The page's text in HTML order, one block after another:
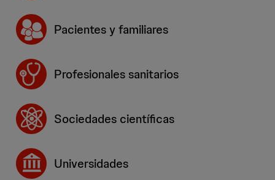
Pacientes y familiares
Profesionales sanitarios
Sociedades científicas
Universidades